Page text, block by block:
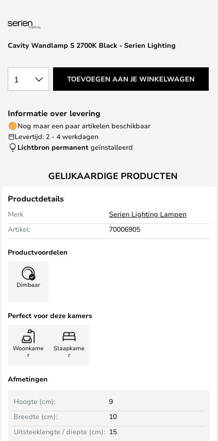
de
afbeeldingen-
gallerij
Cavity Wandlamp S 2700K Black - Serien Lighting
1 TOEVOEGEN AAN JE WINKELWAGEN
Informatie over levering
Nog maar een paar artikelen beschikbaar
Levertijd: 2 - 4 werkdagen
Lichtbron permanent geïnstalleerd
GELIJKAARDIGE PRODUCTEN
Productdetails
Merk
Serien Lighting Lampen
Artikel:
70006905
Productvoordelen
Dimbaar
Perfect voor deze kamers
Woonkame
r
Slaapkame
r
Afmetingen
Breedte (cm): 10
Hoogte (cm): 9
Uitsteeklengte / diepte (cm): 15